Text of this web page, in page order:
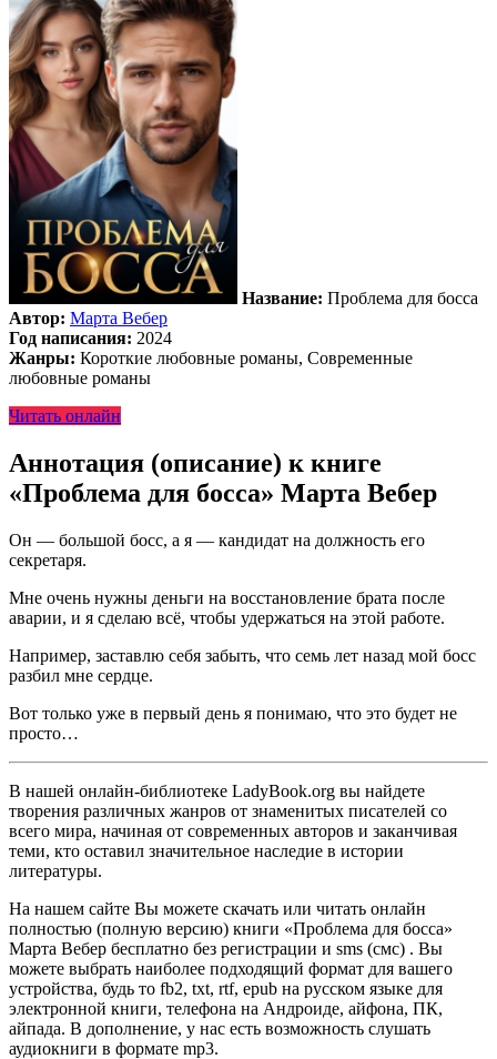
Название: Проблема для босса
Автор: Марта Вебер
Год написания: 2024
Жанры: Короткие любовные романы, Современные
любовные романы
Читать онлайн
Аннотация (описание) к книге
«Проблема для босса» Марта Вебер
Он — большой босс, а я — кандидат на должность его
секретаря.
Мне очень нужны деньги на восстановление брата после
аварии, и я сделаю всё, чтобы удержаться на этой работе.
Например, заставлю себя забыть, что семь лет назад мой босс
разбил мне сердце.
Вот только уже в первый день я понимаю, что это будет не
просто…
В нашей онлайн-библиотеке LadyBook.org вы найдете
творения различных жанров от знаменитых писателей со
всего мира, начиная от современных авторов и заканчивая
теми, кто оставил значительное наследие в истории
литературы.
На нашем сайте Вы можете скачать или читать онлайн
полностью (полную версию) книги «Проблема для босса»
Марта Вебер бесплатно без регистрации и sms (смс) . Вы
можете выбрать наиболее подходящий формат для вашего
устройства, будь то fb2, txt, rtf, epub на русском языке для
электронной книги, телефона на Андроиде, айфона, ПК,
айпада. В дополнение, у нас есть возможность слушать
аудиокниги в формате mp3.